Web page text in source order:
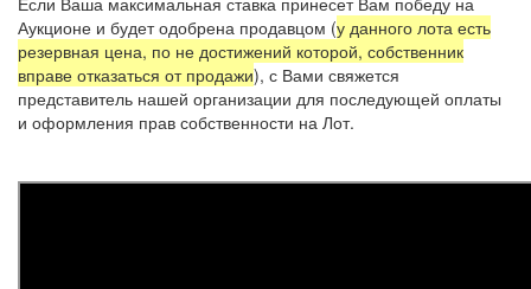
Аукционе и будет одобрена продавцом (у данного лота есть
резервная цена, по не достижений которой, собственник
вправе отказаться от продажи), с Вами свяжется
представитель нашей организации для последующей оплаты
и оформления прав собственности на Лот.